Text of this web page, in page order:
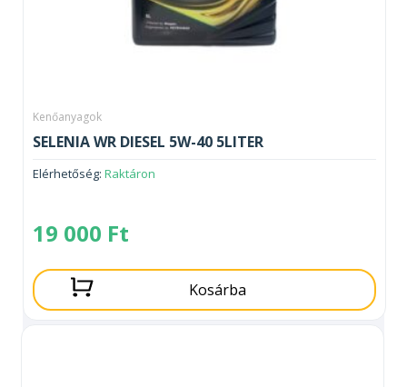
Kenőanyagok
SELENIA WR DIESEL 5W-40 5LITER
Elérhetőség: Raktáron
19 000 Ft
Kosárba